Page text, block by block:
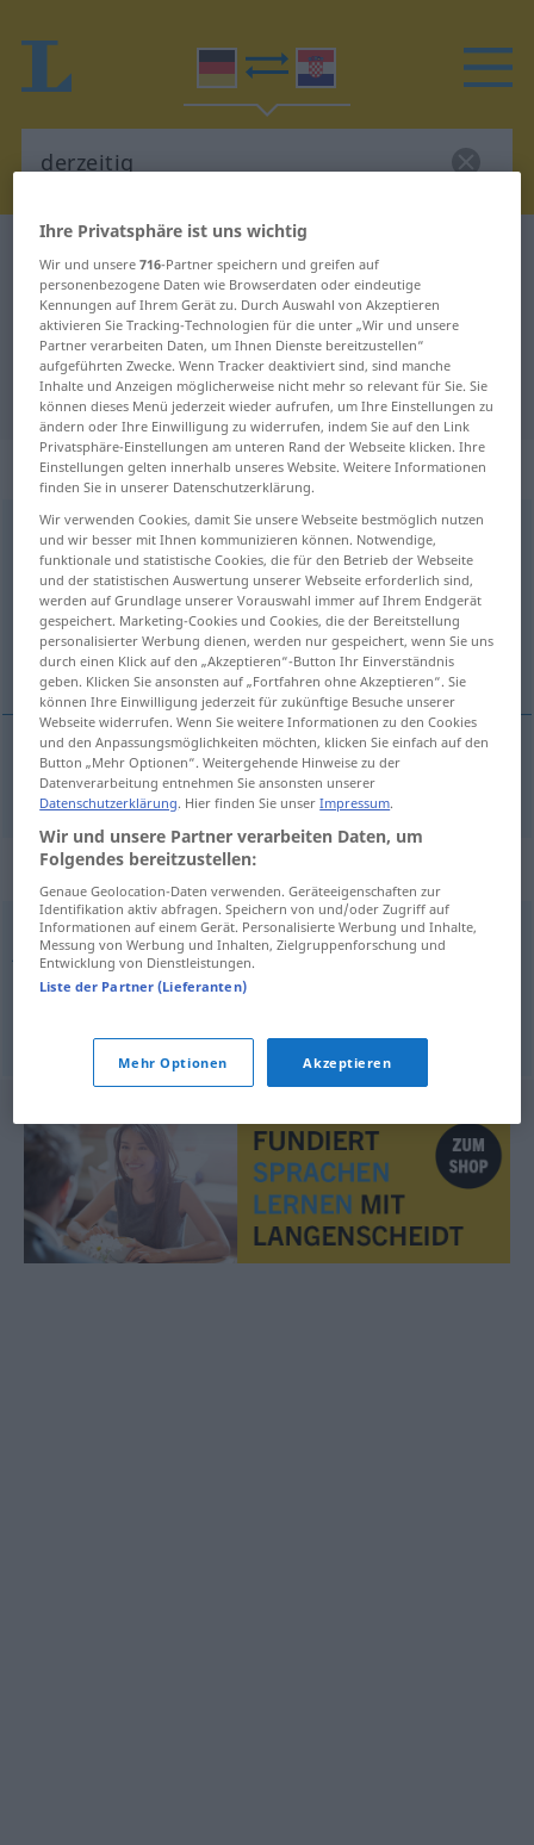
Deutsch-Kroatisch Übersetzung für
"derzeitig"
"derzeitig" Kroatisch Übersetzung
„derzeitig“: Adjektiv
derzeitigadj
Übersicht aller Übersetzungen
(Für mehr Details die Übersetzung anklicken/antippen)
sadašnji
sadašnji derzeitig
Synonyme für "derzeitig"
jetzig,aktuell (Adj.),augenblicklich (Adj.),heutig,
momentan (Adj.),gegenwärtig
© OpenThesaurus.de
Ihre Privatsphäre ist uns wichtig
Wir und unsere716-Partner speichern und greifen auf
personenbezogene Daten wie Browserdaten oder eindeutige
Kennungen auf Ihrem Gerät zu. Durch Auswahl von Akzeptieren
aktivieren Sie Tracking-Technologien für die unter „Wir und unsere
Partner verarbeiten Daten, um Ihnen Dienste bereitzustellen“
aufgeführten Zwecke. Wenn Tracker deaktiviert sind, sind manche
Inhalte und Anzeigen möglicherweise nicht mehr so relevant für Sie. Sie
können dieses Menü jederzeit wieder aufrufen, um Ihre Einstellungen zu
ändern oder Ihre Einwilligung zu widerrufen, indem Sie auf den Link
Privatsphäre-Einstellungen am unteren Rand der Webseite klicken. Ihre
Einstellungen gelten innerhalb unseres Website. Weitere Informationen
finden Sie in unserer Datenschutzerklärung.
Wir verwenden Cookies, damit Sie unsere Webseite bestmöglich nutzen
und wir besser mit Ihnen kommunizieren können. Notwendige,
funktionale und statistische Cookies, die für den Betrieb der Webseite
und der statistischen Auswertung unserer Webseite erforderlich sind,
werden auf Grundlage unserer Vorauswahl immer auf Ihrem Endgerät
gespeichert. Marketing-Cookies und Cookies, die der Bereitstellung
personalisierter Werbung dienen, werden nur gespeichert, wenn Sie uns
durch einen Klick auf den „Akzeptieren“-Button Ihr Einverständnis
geben. Klicken Sie ansonsten auf „Fortfahren ohne Akzeptieren“. Sie
können Ihre Einwilligung jederzeit für zukünftige Besuche unserer
Webseite widerrufen. Wenn Sie weitere Informationen zu den Cookies
und den Anpassungsmöglichkeiten möchten, klicken Sie einfach auf den
Button „Mehr Optionen“. Weitergehende Hinweise zu der
Datenverarbeitung entnehmen Sie ansonsten unserer
Datenschutzerklärung. Hier finden Sie unserImpressum.
Wir und unsere Partner verarbeiten Daten, um
Folgendes bereitzustellen:
Genaue Geolocation-Daten verwenden. Geräteeigenschaften zur
Identifikation aktiv abfragen. Speichern von und/oder Zugriff auf
Informationen auf einem Gerät. Personalisierte Werbung und Inhalte,
Messung von Werbung und Inhalten, Zielgruppenforschung und
Entwicklung von Dienstleistungen.
Liste der Partner (Lieferanten)
Mehr Optionen Akzeptieren